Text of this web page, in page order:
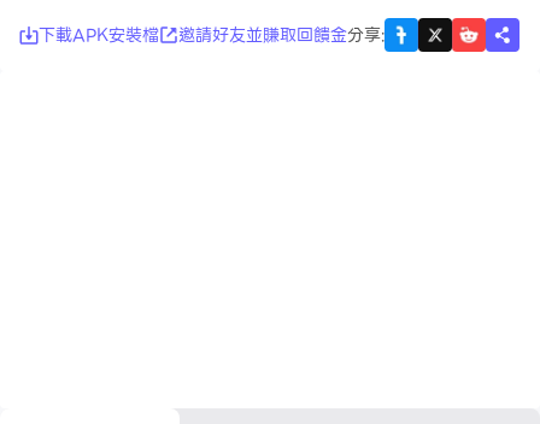
下載APK安裝檔
邀請好友並賺取回饋金分享: